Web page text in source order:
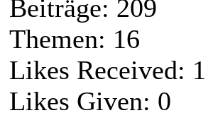
Beiträge: 209
Themen: 16
Likes Received: 1
Likes Given: 0